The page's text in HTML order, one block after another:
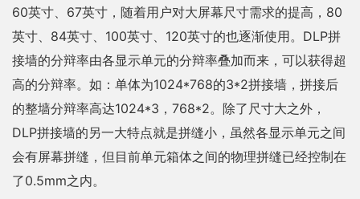
60英寸、67英寸，随着用户对大屏幕尺寸需求的提高，80
英寸、84英寸、100英寸、120英寸的也逐渐使用。DLP拼
接墙的分辩率由各显示单元的分辩率叠加而来，可以获得超
高的分辩率。如：单体为1024*768的3*2拼接墙，拼接后
的整墙分辩率高达1024*3，768*2。除了尺寸大之外，
DLP拼接墙的另一大特点就是拼缝小，虽然各显示单元之间
会有屏幕拼缝，但目前单元箱体之间的物理拼缝已经控制在
了0.5mm之内。